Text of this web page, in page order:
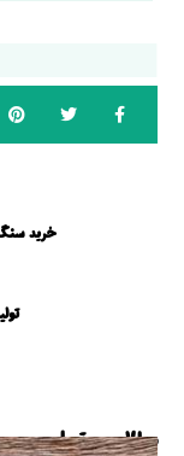
خرید
مطالب مرتبط ...